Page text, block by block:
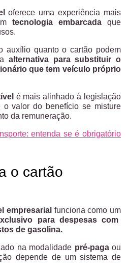
oferece uma experiência mais
tecnologia embarcadaque
auxílio quanto o cartão podem
alternativa para substituir o
que tem veículo próprio
é mais alinhado à legislação
o valor do benefício se misture
da remuneração.
entenda se é obrigatório
o cartão
empresarial funciona como um
para despesas com
de gasolina.
na modalidade pré-pagaou
depende de um sistema de